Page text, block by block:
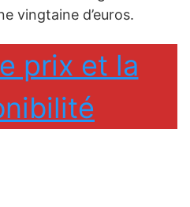
vingtaine d’euros.
prix et la